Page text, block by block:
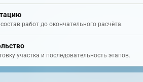
работ до окончательного расчёта.
участка и последовательность этапов.